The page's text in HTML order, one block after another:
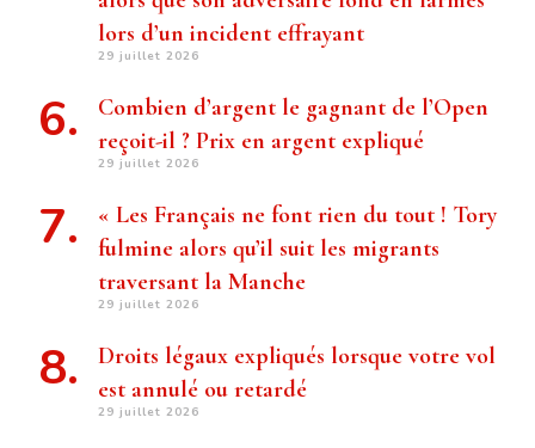
lors d’un incident effrayant
29 juillet 2026
Combien d’argent le gagnant de l’Open
reçoit-il ? Prix ​​en argent expliqué
29 juillet 2026
« Les Français ne font rien du tout ! Tory
fulmine alors qu’il suit les migrants
traversant la Manche
29 juillet 2026
Droits légaux expliqués lorsque votre vol
est annulé ou retardé
29 juillet 2026